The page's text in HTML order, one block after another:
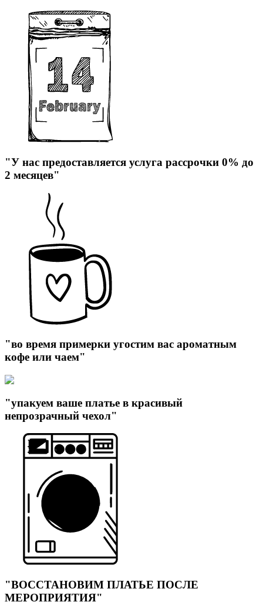
"У нас предоставляется услуга рассрочки 0% до
2 месяцев"
"во время примерки угостим вас ароматным
кофе или чаем"
"упакуем ваше платье в красивый
непрозрачный чехол"
"ВОССТАНОВИМ ПЛАТЬЕ ПОСЛЕ
МЕРОПРИЯТИЯ"